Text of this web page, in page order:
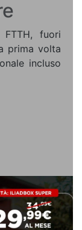
fuori
prima volta
incluso